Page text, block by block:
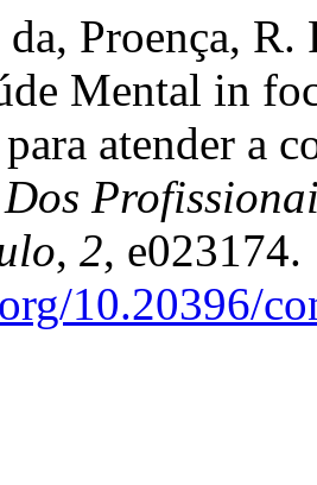
Proença,
Mental in
atender a
, 2, e023174.
10.20396/